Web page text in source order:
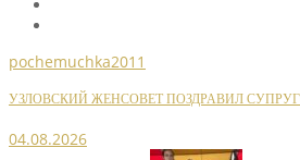
pochemuchka2011
УЗЛОВСКИЙ ЖЕНСОВЕТ ПОЗДРАВИЛ
04.08.2026